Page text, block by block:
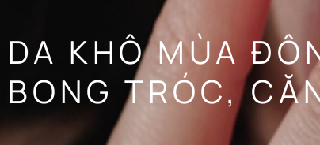
DA KHÔ MÙA
BONG TRÓC,